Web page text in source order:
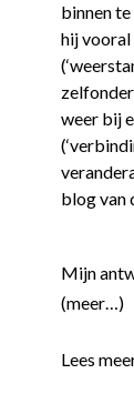
binnen te
hij
weer bij
blog van
Mijn
(meer…)
Lees